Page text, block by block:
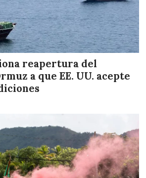
reapertura del
a que EE. UU. acepte